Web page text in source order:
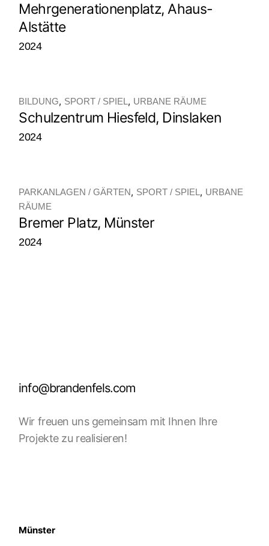
Mehrgenerationenplatz, Ahaus-
Alstätte
2024
BILDUNG SPORT / SPIEL URBANE RÄUME
Schulzentrum Hiesfeld, Dinslaken
2024
PARKANLAGEN / GÄRTEN SPORT / SPIEL
URBANE
RÄUME
Bremer Platz, Münster
2024
info@brandenfels.com
Wir freuen uns gemeinsam mit Ihnen Ihre
Projekte zu realisieren!
Münster